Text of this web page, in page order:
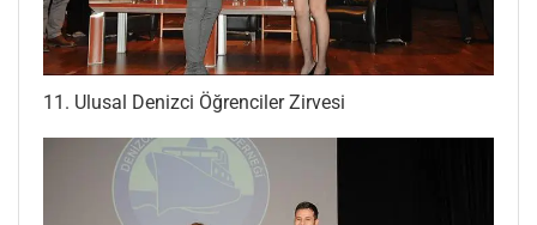
11. Ulusal Denizci Öğrenciler Zirvesi